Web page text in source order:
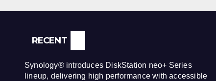
options
RECENT
Synology® introduces DiskStation neo+ Series
lineup, delivering high performance with accessible